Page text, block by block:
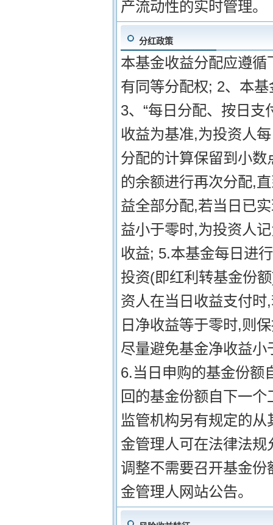
产流动性的实时管理。
分红政策
本基金收益分配应遵
有同等分配权; 2、本
3、“每日分配、按日
收益为基准,为投资人
分配的计算保留到小
的余额进行再次分配,
益全部分配,若当日已
益小于零时,为投资人
收益; 5.本基金每日进
投资(即红利转基金份
资人在当日收益支付
日净收益等于零时,则
尽量避免基金净收益
6.当日申购的基金份额
回的基金份额自下一
监管机构另有规定的
金管理人可在法律法
调整不需要召开基金
金管理人网站公告。